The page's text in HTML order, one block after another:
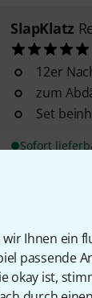
Ihnen ein
passende
okay ist,
SlapKlatz
12er
zum
Set
Sofort
zum
Set
Farbe: